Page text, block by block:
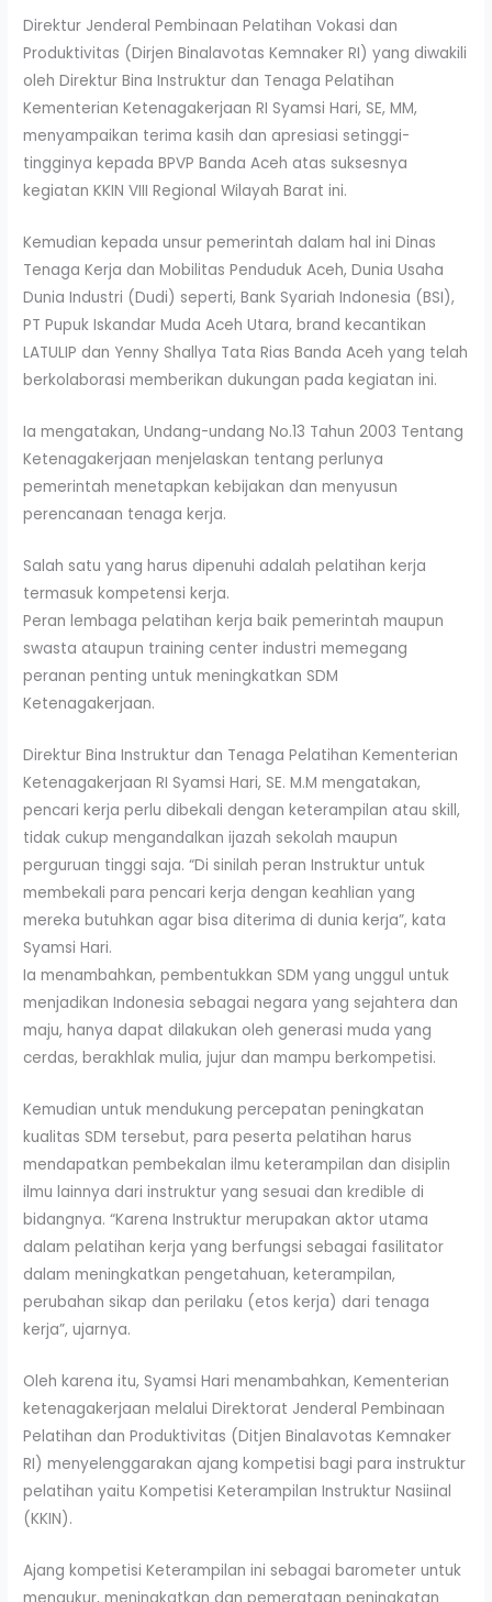
Direktur Jenderal Pembinaan Pelatihan Vokasi dan
Produktivitas (Dirjen Binalavotas Kemnaker RI) yang diwakili
oleh Direktur Bina Instruktur dan Tenaga Pelatihan
Kementerian Ketenagakerjaan RI Syamsi Hari, SE, MM,
menyampaikan terima kasih dan apresiasi setinggi-
tingginya kepada BPVP Banda Aceh atas suksesnya
kegiatan KKIN VIII Regional Wilayah Barat ini.
Kemudian kepada unsur pemerintah dalam hal ini Dinas
Tenaga Kerja dan Mobilitas Penduduk Aceh, Dunia Usaha
Dunia Industri (Dudi) seperti, Bank Syariah Indonesia (BSI),
PT Pupuk Iskandar Muda Aceh Utara, brand kecantikan
LATULIP dan Yenny Shallya Tata Rias Banda Aceh yang telah
berkolaborasi memberikan dukungan pada kegiatan ini.
Ia mengatakan, Undang-undang No.13 Tahun 2003 Tentang
Ketenagakerjaan menjelaskan tentang perlunya
pemerintah menetapkan kebijakan dan menyusun
perencanaan tenaga kerja.
Salah satu yang harus dipenuhi adalah pelatihan kerja
termasuk kompetensi kerja.
Peran lembaga pelatihan kerja baik pemerintah maupun
swasta ataupun training center industri memegang
peranan penting untuk meningkatkan SDM
Ketenagakerjaan.
Direktur Bina Instruktur dan Tenaga Pelatihan Kementerian
Ketenagakerjaan RI Syamsi Hari, SE. M.M mengatakan,
pencari kerja perlu dibekali dengan keterampilan atau skill,
tidak cukup mengandalkan ijazah sekolah maupun
perguruan tinggi saja. “Di sinilah peran Instruktur untuk
membekali para pencari kerja dengan keahlian yang
mereka butuhkan agar bisa diterima di dunia kerja”, kata
Syamsi Hari.
Ia menambahkan, pembentukkan SDM yang unggul untuk
menjadikan Indonesia sebagai negara yang sejahtera dan
maju, hanya dapat dilakukan oleh generasi muda yang
cerdas, berakhlak mulia, jujur dan mampu berkompetisi.
Kemudian untuk mendukung percepatan peningkatan
kualitas SDM tersebut, para peserta pelatihan harus
mendapatkan pembekalan ilmu keterampilan dan disiplin
ilmu lainnya dari instruktur yang sesuai dan kredible di
bidangnya. “Karena Instruktur merupakan aktor utama
dalam pelatihan kerja yang berfungsi sebagai fasilitator
dalam meningkatkan pengetahuan, keterampilan,
perubahan sikap dan perilaku (etos kerja) dari tenaga
kerja”, ujarnya.
Oleh karena itu, Syamsi Hari menambahkan, Kementerian
ketenagakerjaan melalui Direktorat Jenderal Pembinaan
Pelatihan dan Produktivitas (Ditjen Binalavotas Kemnaker
RI) menyelenggarakan ajang kompetisi bagi para instruktur
pelatihan yaitu Kompetisi Keterampilan Instruktur Nasiinal
(KKIN).
Ajang kompetisi Keterampilan ini sebagai barometer untuk
mengukur, meningkatkan dan pemerataan peningkatan